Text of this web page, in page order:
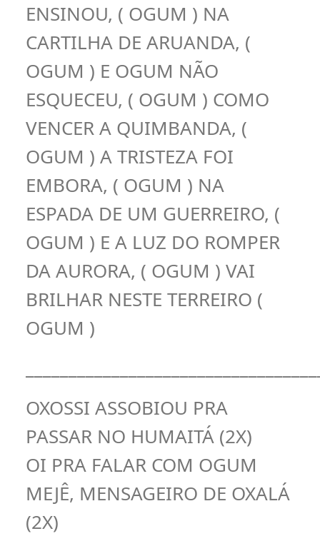
ENSINOU, ( OGUM ) NA
CARTILHA DE ARUANDA, (
OGUM ) E OGUM NÃO
ESQUECEU, ( OGUM ) COMO
VENCER A QUIMBANDA, (
OGUM ) A TRISTEZA FOI
EMBORA, ( OGUM ) NA
ESPADA DE UM GUERREIRO, (
OGUM ) E A LUZ DO ROMPER
DA AURORA, ( OGUM ) VAI
BRILHAR NESTE TERREIRO (
OGUM )
OXOSSI ASSOBIOU PRA
PASSAR NO HUMAITÁ (2X)
OI PRA FALAR COM OGUM
MEJÊ, MENSAGEIRO DE OXALÁ
(2X)